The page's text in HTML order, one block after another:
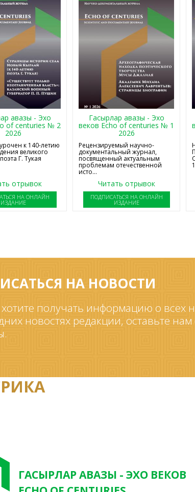
авазы - Эхо
of centuries № 2
2026
к 140-летию
великого
Г. Тукая
отрывок
НА ОНЛАЙН
ИЗДАНИЕ
Гасырлар авазы - Эхо
веков Echo of centuries № 1
2026
Рецензируемый научно-
документальный журнал,
посвященный актуальным
проблемам отечественной
исто...
Читать отрывок
ПОДПИСАТЬСЯ НА ОНЛАЙН
ИЗДАНИЕ
НА НОВОСТИ
получать информацию о всех
новостях редакции, оставьте нам
ГАСЫРЛАР АВАЗЫ - ЭХО ВЕКОВ